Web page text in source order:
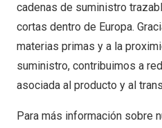
cadenas de suministro
cortas dentro de Europa.
materias primas y a la
suministro, contribuimos a
asociada al producto y al
Para más información sobre